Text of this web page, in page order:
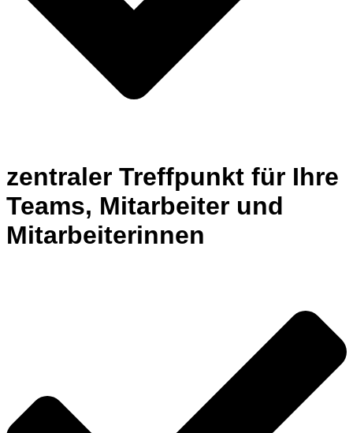
zentraler Treffpunkt für Ihre
Teams, Mitarbeiter und
Mitarbeiterinnen